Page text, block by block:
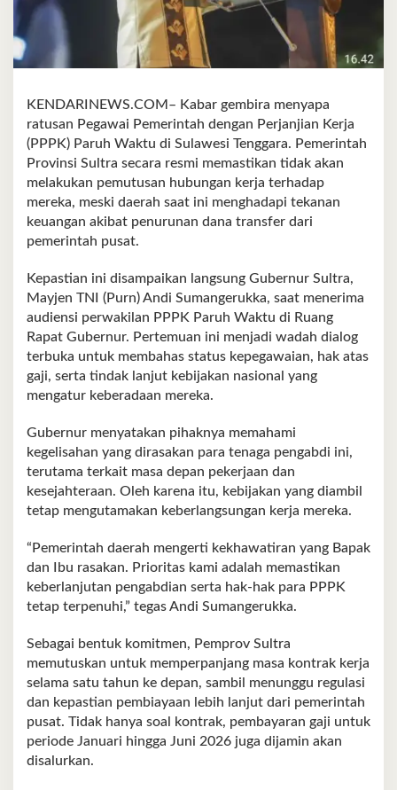
KENDARINEWS.COM– Kabar gembira menyapa
ratusan Pegawai Pemerintah dengan Perjanjian Kerja
(PPPK) Paruh Waktu di Sulawesi Tenggara. Pemerintah
Provinsi Sultra secara resmi memastikan tidak akan
melakukan pemutusan hubungan kerja terhadap
mereka, meski daerah saat ini menghadapi tekanan
keuangan akibat penurunan dana transfer dari
pemerintah pusat.
Kepastian ini disampaikan langsung Gubernur Sultra,
Mayjen TNI (Purn) Andi Sumangerukka, saat menerima
audiensi perwakilan PPPK Paruh Waktu di Ruang
Rapat Gubernur. Pertemuan ini menjadi wadah dialog
terbuka untuk membahas status kepegawaian, hak atas
gaji, serta tindak lanjut kebijakan nasional yang
mengatur keberadaan mereka.
Gubernur menyatakan pihaknya memahami
kegelisahan yang dirasakan para tenaga pengabdi ini,
terutama terkait masa depan pekerjaan dan
kesejahteraan. Oleh karena itu, kebijakan yang diambil
tetap mengutamakan keberlangsungan kerja mereka.
“Pemerintah daerah mengerti kekhawatiran yang Bapak
dan Ibu rasakan. Prioritas kami adalah memastikan
keberlanjutan pengabdian serta hak-hak para PPPK
tetap terpenuhi,” tegas Andi Sumangerukka.
Sebagai bentuk komitmen, Pemprov Sultra
memutuskan untuk memperpanjang masa kontrak kerja
selama satu tahun ke depan, sambil menunggu regulasi
dan kepastian pembiayaan lebih lanjut dari pemerintah
pusat. Tidak hanya soal kontrak, pembayaran gaji untuk
periode Januari hingga Juni 2026 juga dijamin akan
disalurkan.